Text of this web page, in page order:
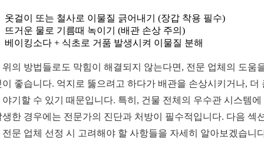
옷걸이 또는 철사로 이물질 긁어내기 (장갑 착용 필수)
뜨거운 물로 기름때 녹이기 (배관 손상 주의)
베이킹소다 + 식초로 거품 발생시켜 이물질 분해
위의 방법들로도 막힘이 해결되지 않는다면, 전문 업체의 도움
이 좋습니다. 억지로 뚫으려고 하다가 배관을 손상시키거나, 더
야기할 수 있기 때문입니다. 특히, 건물 전체의 우수관 시스템에
생한 경우에는 전문가의 진단과 처방이 필수적입니다. 다음 섹
전문 업체 선정 시 고려해야 할 사항들을 자세히 알아보겠습니